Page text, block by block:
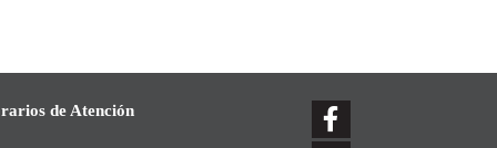
de Atención